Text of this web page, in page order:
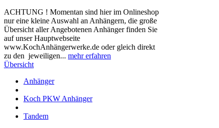
ACHTUNG ! Momentan sind hier im Onlineshop
nur eine kleine Auswahl an Anhängern, die große
Übersicht aller Angebotenen Anhänger finden Sie
auf unser Hauptwebseite
www.KochAnhängerwerke.de oder gleich direkt
zu den jeweiligen... mehr erfahren
Übersicht
Anhänger
Koch PKW Anhänger
Tandem